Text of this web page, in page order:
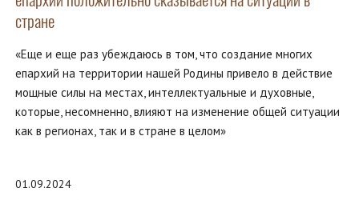
стране
«Еще и еще раз убеждаюсь в том, что создание многих
епархий на территории нашей Родины привело в действие
мощные силы на местах, интеллектуальные и духовные,
которые, несомненно, влияют на изменение общей ситуации
как в регионах, так и в стране в целом»
01.09.2024